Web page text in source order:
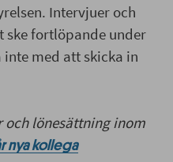
Intervjuer och
fortlöpande under
med att skicka in
lönesättning inom
nya kollega